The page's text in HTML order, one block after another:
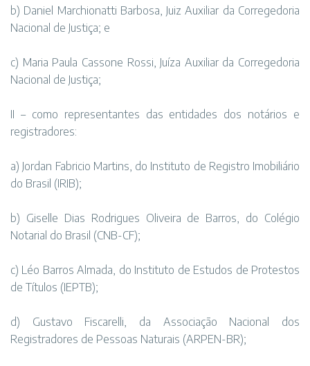
b) Daniel Marchionatti Barbosa, Juiz Auxiliar da Corregedoria
Nacional de Justiça; e
c) Maria Paula Cassone Rossi, Juíza Auxiliar da Corregedoria
Nacional de Justiça;
II – como representantes das entidades dos notários e
registradores:
a) Jordan Fabricio Martins, do Instituto de Registro Imobiliário
do Brasil (IRIB);
b) Giselle Dias Rodrigues Oliveira de Barros, do Colégio
Notarial do Brasil (CNB-CF);
c) Léo Barros Almada, do Instituto de Estudos de Protestos
de Títulos (IEPTB);
d) Gustavo Fiscarelli, da Associação Nacional dos
Registradores de Pessoas Naturais (ARPEN-BR);